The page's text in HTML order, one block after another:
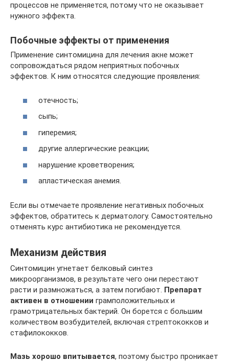
процессов не применяется, потому что не оказывает
нужного эффекта.
Побочные эффекты от применения
Применение синтомицина для лечения акне может
сопровождаться рядом неприятных побочных
эффектов. К ним относятся следующие проявления:
отечность;
сыпь;
гиперемия;
другие аллергические реакции;
нарушение кроветворения;
апластическая анемия.
Если вы отмечаете проявление негативных побочных
эффектов, обратитесь к дерматологу. Самостоятельно
отменять курс антибиотика не рекомендуется.
Механизм действия
Синтомицин угнетает белковый синтез
микроорганизмов, в результате чего они перестают
расти и размножаться, а затем погибают. Препарат
активен в отношении грамположительных и
грамотрицательных бактерий. Он борется с большим
количеством возбудителей, включая стрептококков и
стафилококков.
Мазь хорошо впитывается, поэтому быстро проникает